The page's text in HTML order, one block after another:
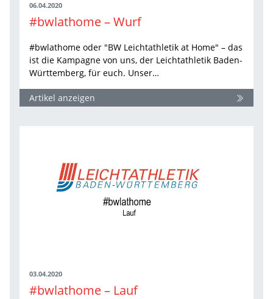
06.04.2020
#bwlathome – Wurf
#bwlathome oder "BW Leichtathletik at Home" – das
ist die Kampagne von uns, der Leichtathletik Baden-
Württemberg, für euch. Unser…
Artikel anzeigen
03.04.2020
#bwlathome – Lauf